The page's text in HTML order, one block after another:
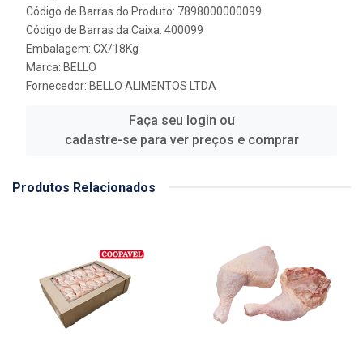
Código de Barras do Produto: 7898000000099
Código de Barras da Caixa: 400099
Embalagem: CX/18Kg
Marca: BELLO
Fornecedor: BELLO ALIMENTOS LTDA
Faça seu login ou
cadastre-se para ver preços e comprar
Produtos Relacionados